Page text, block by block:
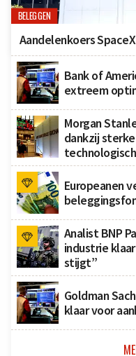
BELEGGEN
Aandelenkoers
Bank of
extreem
Morgan
dankzij
Europeanen
Analist BNP
industrie
stijgt”
Goldman
klaar voor